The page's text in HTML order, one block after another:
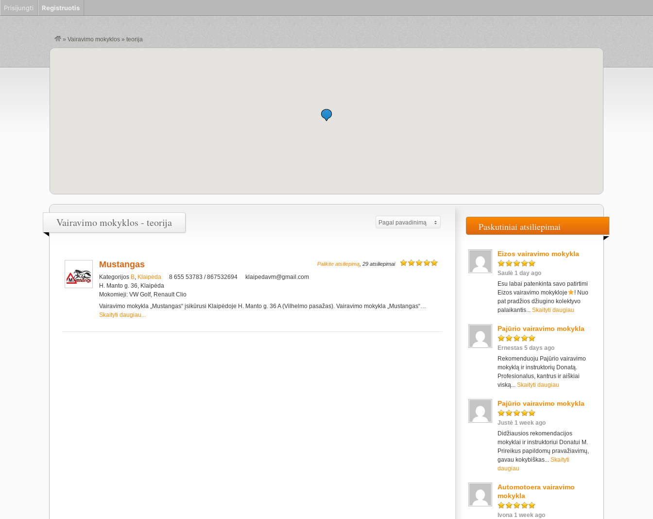
» Vairavimo mokyklos » teorija
Vairavimo mokyklos - teorija Pagal pavadinimą
Palikite atsiliepimą , 29 atsiliepimai
Mustangas
Kategorijos B, Klaipėda 8 655 53783 / 867532694
klaipedavm@gmail.com
H. Manto g. 36, Klaipėda
Mokomieji: VW Golf, Renault Clio
Vairavimo mokykla „Mustangas“ įsikūrusi Klaipėdoje H. Manto g. 36 A (Vilhelmo pasažas). Vairavimo mokykla „Mustangas“…
Skaityti daugiau...
Paskutiniai atsiliepimai
Eizos vairavimo mokykla
Saulė 1 day ago
Esu labai patenkinta savo patirtimi
Eizos vairavimo mokykloje
! Nuo
pat pradžios džiugino kolektyvo
palaikantis... Skaityti daugiau
Pajūrio vairavimo mokykla
Ernestas 5 days ago
Rekomenduoju Pajūrio vairavimo
mokyklą ir instruktorių Donatą.
Profesionalus, kantrus ir aiškiai
viską... Skaityti daugiau
Pajūrio vairavimo mokykla
Justė 1 week ago
Didžiausios rekomendacijos
mokyklai ir instruktoriui Donatui M.
Prireikus papildomų pravažiavimų,
gavau kokybiškas... Skaityti
daugiau
Automotoera vairavimo
mokykla
Ivona 1 week ago
Prisijungti Registruotis